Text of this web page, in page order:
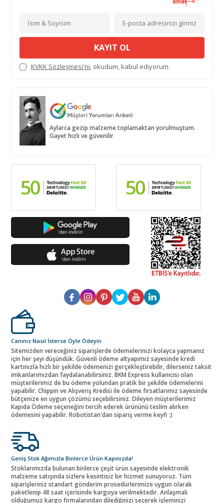
KAYIT OL
KVKK Sözleşmesi'ni, okudum, kabul ediyorum.
Aylarca gezip malzeme toplamaktan yorulmuştum.
Gayet hızlı ve güvenilir
Canınız Nasıl İsterse Öyle Ödeyin
Sitemizden vereceğiniz siparişlerde ödemelerinizi kolayca yapmanız
için her şeyi düşündük. Güvenli ödeme altyapımız sayesinde kredi
kartınızla hızlı bir şekilde ödemenizi gerçekleştirebilir, dilerseniz taksit
imkanlarımızdan faydalanabilirsiniz. BKM Express kullanıcısı olan
müşterilerimiz de bu ödeme yolundan pratik bir şekilde ödemelerini
yapabilir. Chippin ve Alışveriş Kredisi ile ödeme fırsatlarımız sayesinde
bütçenize en uygun çözümü seçebilirsiniz. Dileyen müşterilerimiz
Kapıda Ödeme seçeneğini tercih ederek ürününü teslim alırken
ödemesini yapabilir. Robotistan'dan sipariş verme keyfi :)
Geniş Stok Ağımızla Binlerce Ürün Kapınızda!
Stoklarımızda bulunan binlerce çeşit ürün sayesinde elektronik
malzeme satışında sizlere kesintisiz bir hizmet sunuyoruz. Tüm
siparişleriniz standart gönderim prosedürlerimize uygun olarak
paketlenip 48 saat içerisinde kargoya verilmektedir. Anlaşmalı
olduğumuz kargo firmalarından dilediğinizi seçerek işleminizi